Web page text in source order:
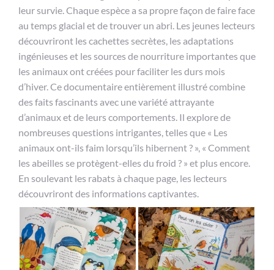
leur survie. Chaque espèce a sa propre façon de faire face
au temps glacial et de trouver un abri. Les jeunes lecteurs
découvriront les cachettes secrètes, les adaptations
ingénieuses et les sources de nourriture importantes que
les animaux ont créées pour faciliter les durs mois
d’hiver. Ce documentaire entièrement illustré combine
des faits fascinants avec une variété attrayante
d’animaux et de leurs comportements. Il explore de
nombreuses questions intrigantes, telles que « Les
animaux ont-ils faim lorsqu’ils hibernent ? », « Comment
les abeilles se protègent-elles du froid ? » et plus encore.
En soulevant les rabats à chaque page, les lecteurs
découvriront des informations captivantes.